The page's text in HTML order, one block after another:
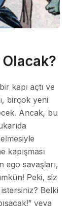
kapı açtı ve
birçok yeni
Ancak, bu
kapışması
ego savaşları,
Peki, siz
Belki
veya